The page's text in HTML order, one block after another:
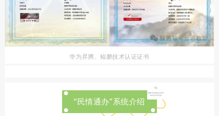
华为昇腾、鲲鹏技术认证证书
“民情通办”系统介绍